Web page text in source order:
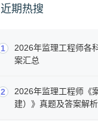
近期热搜
1
2026年监理工程师各
案汇总
2
2026年监理工程师《
建）》真题及答案解析